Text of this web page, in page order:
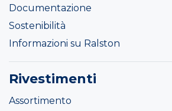
Documentazione
Sostenibilità
Informazioni su Ralston
Rivestimenti
Assortimento